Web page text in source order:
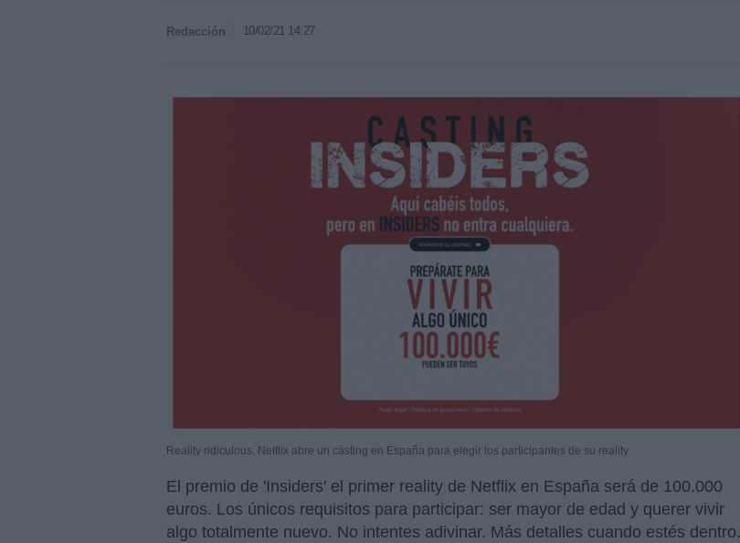
Redacción 10/02/21 14:27
Reality ridiculous. Netflix abre un cásting en España para elegir los participantes de su reality
El premio de 'Insiders' el primer reality de Netflix en España será de 100.000
euros. Los únicos requisitos para participar: ser mayor de edad y querer vivir
algo totalmente nuevo. No intentes adivinar. Más detalles cuando estés dentro.